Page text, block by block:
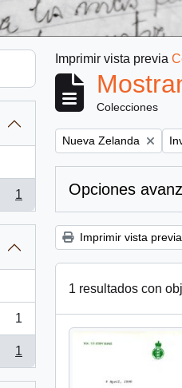
1
1
1
Imprimir vista previa
Colecciones
Remove filter:
Nueva Zelanda
Opciones
Imprimir vista previa
1 resultados con